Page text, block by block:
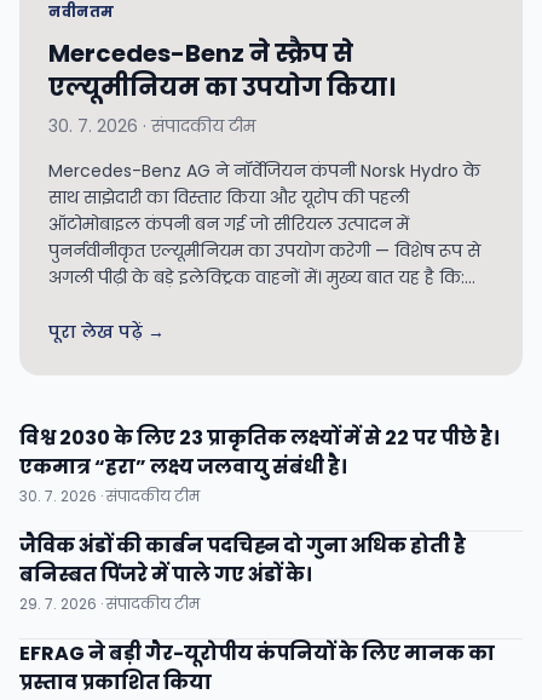
नवीनतम
Mercedes-Benz ने स्क्रैप से
एल्यूमीनियम का उपयोग किया।
30. 7. 2026 · संपादकीय टीम
Mercedes-Benz AG ने नॉर्वेजियन कंपनी Norsk Hydro के
साथ साझेदारी का विस्तार किया और यूरोप की पहली
ऑटोमोबाइल कंपनी बन गई जो सीरियल उत्पादन में
पुनर्नवीनीकृत एल्यूमीनियम का उपयोग करेगी — विशेष रूप से
अगली पीढ़ी के बड़े इलेक्ट्रिक वाहनों में। मुख्य बात यह है कि:...
पूरा लेख पढ़ें →
विश्व 2030 के लिए 23 प्राकृतिक लक्ष्यों में से 22 पर पीछे है।
एकमात्र “हरा” लक्ष्य जलवायु संबंधी है।
30. 7. 2026 · संपादकीय टीम
जैविक अंडों की कार्बन पदचिह्न दो गुना अधिक होती है
बनिस्बत पिंजरे में पाले गए अंडों के।
29. 7. 2026 · संपादकीय टीम
EFRAG ने बड़ी गैर-यूरोपीय कंपनियों के लिए मानक का
प्रस्ताव प्रकाशित किया